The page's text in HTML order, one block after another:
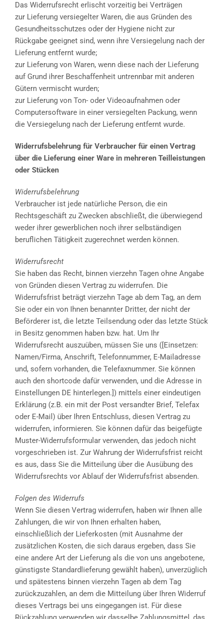
Das Widerrufsrecht erlischt vorzeitig bei Verträgen
zur Lieferung versiegelter Waren, die aus Gründen des
Gesundheitsschutzes oder der Hygiene nicht zur
Rückgabe geeignet sind, wenn ihre Versiegelung nach der
Lieferung entfernt wurde;
zur Lieferung von Waren, wenn diese nach der Lieferung
auf Grund ihrer Beschaffenheit untrennbar mit anderen
Gütern vermischt wurden;
zur Lieferung von Ton- oder Videoaufnahmen oder
Computersoftware in einer versiegelten Packung, wenn
die Versiegelung nach der Lieferung entfernt wurde.
Widerrufsbelehrung für Verbraucher für einen Vertrag
über die Lieferung einer Ware in mehreren Teilleistungen
oder Stücken
Widerrufsbelehrung
Verbraucher ist jede natürliche Person, die ein
Rechtsgeschäft zu Zwecken abschließt, die überwiegend
weder ihrer gewerblichen noch ihrer selbständigen
beruflichen Tätigkeit zugerechnet werden können.
Widerrufsrecht
Sie haben das Recht, binnen vierzehn Tagen ohne Angabe
von Gründen diesen Vertrag zu widerrufen. Die
Widerrufsfrist beträgt vierzehn Tage ab dem Tag, an dem
Sie oder ein von Ihnen benannter Dritter, der nicht der
Beförderer ist, die letzte Teilsendung oder das letzte Stück
in Besitz genommen haben bzw. hat. Um Ihr
Widerrufsrecht auszuüben, müssen Sie uns ([Einsetzen:
Namen/Firma, Anschrift, Telefonnummer, E-Mailadresse
und, sofern vorhanden, die Telefaxnummer. Sie können
auch den shortcode dafür verwenden, und die Adresse in
Einstellungen DE hinterlegen.]) mittels einer eindeutigen
Erklärung (z.B. ein mit der Post versandter Brief, Telefax
oder E-Mail) über Ihren Entschluss, diesen Vertrag zu
widerrufen, informieren. Sie können dafür das beigefügte
Muster-Widerrufsformular verwenden, das jedoch nicht
vorgeschrieben ist. Zur Wahrung der Widerrufsfrist reicht
es aus, dass Sie die Mitteilung über die Ausübung des
Widerrufsrechts vor Ablauf der Widerrufsfrist absenden.
Folgen des Widerrufs
Wenn Sie diesen Vertrag widerrufen, haben wir Ihnen alle
Zahlungen, die wir von Ihnen erhalten haben,
einschließlich der Lieferkosten (mit Ausnahme der
zusätzlichen Kosten, die sich daraus ergeben, dass Sie
eine andere Art der Lieferung als die von uns angebotene,
günstigste Standardlieferung gewählt haben), unverzüglich
und spätestens binnen vierzehn Tagen ab dem Tag
zurückzuzahlen, an dem die Mitteilung über Ihren Widerruf
dieses Vertrags bei uns eingegangen ist. Für diese